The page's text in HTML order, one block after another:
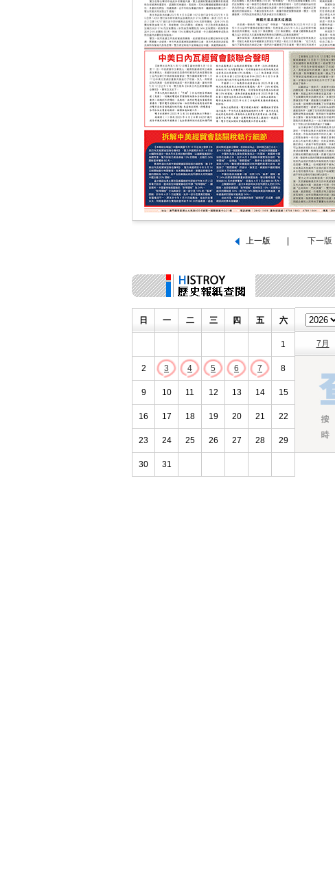
日 一 二 三 四 五 六
1
2 3 4 5 6 7 8
9 10 11 12 13 14 15
16 17 18 19 20 21 22
23 24 25 26 27 28 29
30 31
7月